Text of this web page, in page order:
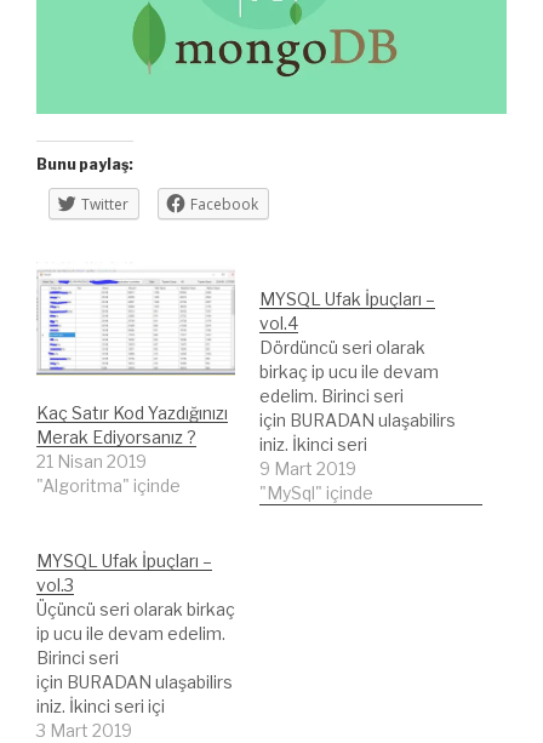
Bunu paylaş:
Twitter Facebook
Kaç Satır Kod Yazdığınızı
Merak Ediyorsanız ?
21 Nisan 2019
"Algoritma" içinde
MYSQL Ufak İpuçları –
vol.4
Dördüncü seri olarak
birkaç ip ucu ile devam
edelim. Birinci seri
için BURADAN ulaşabilirs
iniz. İkinci seri
içi BURADAN ulaşabilirsi
niz. Üçüncü seri için
9 Mart 2019
"MySql" içinde
MYSQL Ufak İpuçları –
vol.3
Üçüncü seri olarak birkaç
ip ucu ile devam edelim.
Birinci seri
için BURADAN ulaşabilirs
iniz. İkinci seri içi
BURADAN ulaşabilirsiniz.
3 Mart 2019